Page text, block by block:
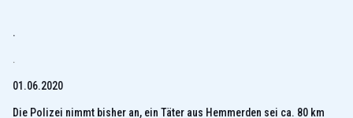
.
.
01.06.2020
Die Polizei nimmt bisher an, ein Täter aus Hemmerden sei ca. 80 km